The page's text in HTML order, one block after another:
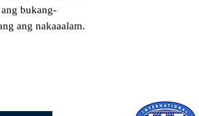
bukang-
ang nakaaalam.